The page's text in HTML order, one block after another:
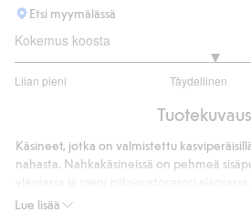
Etsi myymälässä
Kokemus koosta
Liian pieni Täydellinen
/
ääneen
Tuotekuvaus
Lue lisää
Käsineet, jotka on valmistettu
nahasta. Nahkakäsineissä on pehmeä
Valmistettu nahasta, joka on parkittu